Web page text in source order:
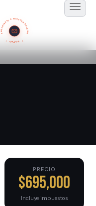
SUSCRÍBETE A NUESTRO BOLETÍN
GRATIS
PRECIO
$695,000
Incluye impuestos